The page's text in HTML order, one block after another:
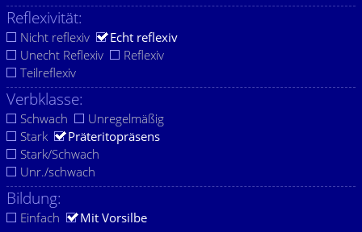
Reflexivität:
Nicht reflexiv
Echt reflexiv
Unecht Reflexiv
Reflexiv
Teilreflexiv
Verbklasse:
Schwach
Unregelmäßig
Stark
Präteritopräsens
Stark/Schwach
Unr./schwach
Bildung:
Einfach Mit Vorsilbe